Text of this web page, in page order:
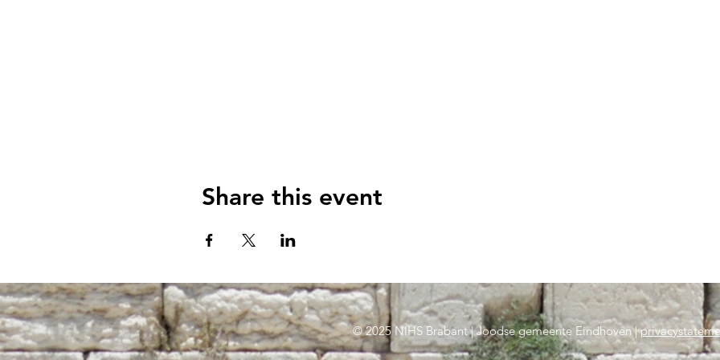
Share this event
© 2025 NIHS Brabant | Joodse gemeente Eindhoven |